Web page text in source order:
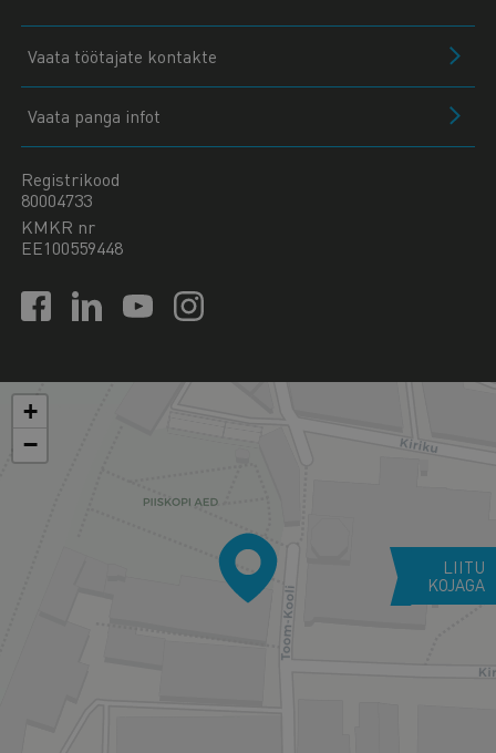
Vaata töötajate kontakte
Vaata panga infot
Registrikood
80004733
KMKR nr
EE100559448
+
−
LIITU
KOJAGA